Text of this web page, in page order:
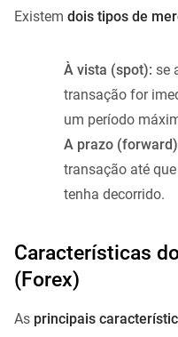
Existem dois tipos de
À vista (spot): se
transação for
um período
A prazo
transação até
tenha decorrido.
Características
(Forex)
As principais